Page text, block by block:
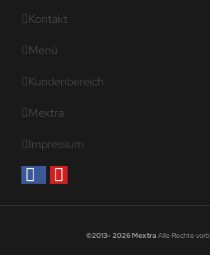
Kontakt
Menü
Kundenbereich
Mextra
Impressum
©2013- 2026 Mextra Alle Rechte